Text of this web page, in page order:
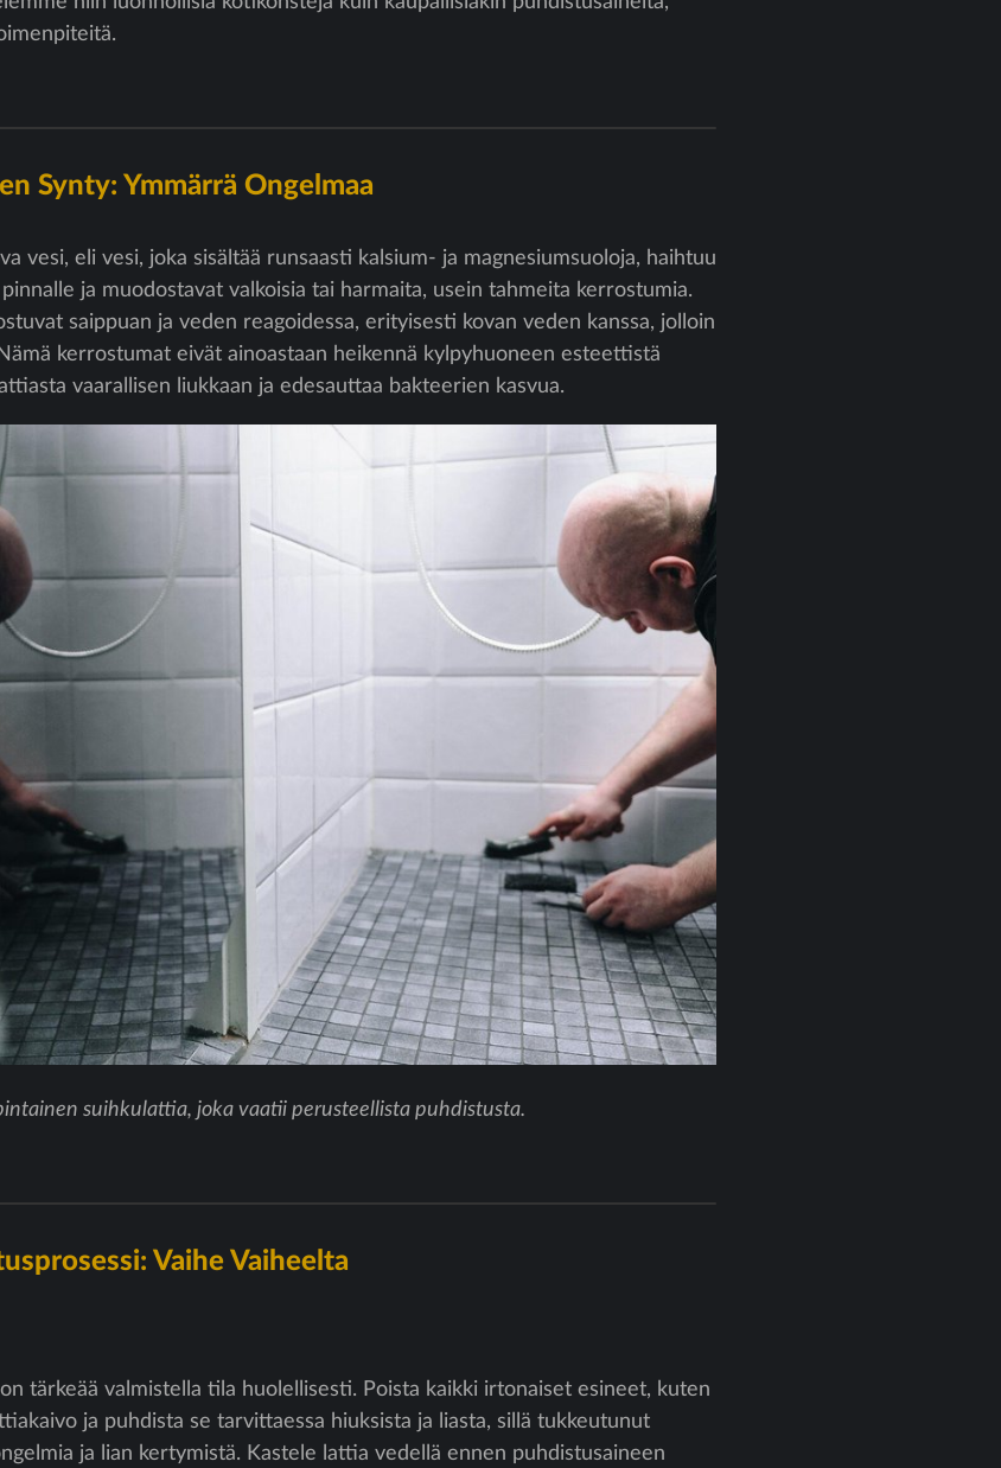
Synty: Ymmärrä Ongelmaa
vesi, eli vesi, joka sisältää runsaasti kalsium- ja magnesiumsuoloja, haihtuu
ja muodostavat valkoisia tai harmaita, usein tahmeita kerrostumia.
saippuan ja veden reagoidessa, erityisesti kovan veden kanssa, jolloin
kerrostumat eivät ainoastaan heikennä kylpyhuoneen esteettistä
vaarallisen liukkaan ja edesauttaa bakteerien kasvua.
suihkulattia, joka vaatii perusteellista puhdistusta.
Vaihe Vaiheelta
tärkeää valmistella tila huolellisesti. Poista kaikki irtonaiset esineet, kuten
ja puhdista se tarvittaessa hiuksista ja liasta, sillä tukkeutunut
ja lian kertymistä. Kastele lattia vedellä ennen puhdistusaineen